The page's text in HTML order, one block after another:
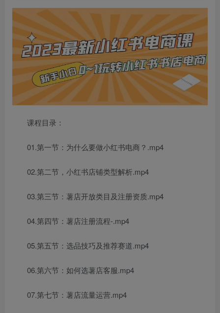
课程目录：
01.第一节：为什么要做小红书电商？.mp4
02.第二节，小红书店铺类型解析.mp4
03.第三节：薯店开放类目及注册资质.mp4
04.第四节：薯店注册流程-.mp4
05.第五节：选品技巧及推荐赛道.mp4
06.第六节：如何选薯店客服.mp4
07.第七节：薯店流量运营.mp4